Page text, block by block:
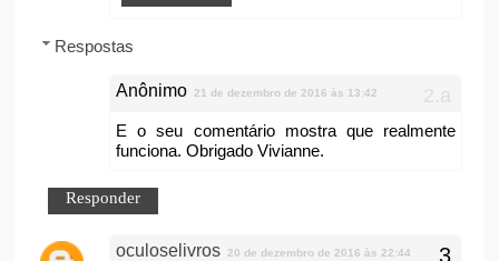
Respostas
Anônimo 21 de dezembro de 2016 às 13:42
E o seu comentário mostra que realmente
funciona. Obrigado Vivianne.
Responder
oculoselivros 20 de dezembro de 2016 às 22:44